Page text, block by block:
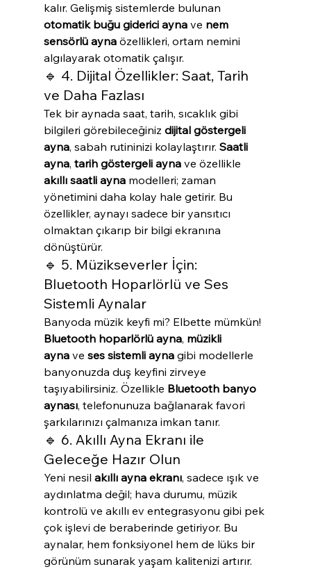
kalır. Gelişmiş sistemlerde bulunan
otomatik buğu giderici ayna ve nem
sensörlü ayna özellikleri, ortam nemini
algılayarak otomatik çalışır.
🔹 4. Dijital Özellikler: Saat, Tarih
ve Daha Fazlası
Tek bir aynada saat, tarih, sıcaklık gibi
bilgileri görebileceğiniz dijital göstergeli
ayna, sabah rutininizi kolaylaştırır. Saatli
ayna, tarih göstergeli ayna ve özellikle
akıllı saatli ayna modelleri; zaman
yönetimini daha kolay hale getirir. Bu
özellikler, aynayı sadece bir yansıtıcı
olmaktan çıkarıp bir bilgi ekranına
dönüştürür.
🔹 5. Müzikseverler İçin:
Bluetooth Hoparlörlü ve Ses
Sistemli Aynalar
Banyoda müzik keyfi mi? Elbette mümkün!
Bluetooth hoparlörlü ayna, müzikli
ayna ve ses sistemli ayna gibi modellerle
banyonuzda duş keyfini zirveye
taşıyabilirsiniz. Özellikle Bluetooth banyo
aynası, telefonunuza bağlanarak favori
şarkılarınızı çalmanıza imkan tanır.
🔹 6. Akıllı Ayna Ekranı ile
Geleceğe Hazır Olun
Yeni nesil akıllı ayna ekranı, sadece ışık ve
aydınlatma değil; hava durumu, müzik
kontrolü ve akıllı ev entegrasyonu gibi pek
çok işlevi de beraberinde getiriyor. Bu
aynalar, hem fonksiyonel hem de lüks bir
görünüm sunarak yaşam kalitenizi artırır.